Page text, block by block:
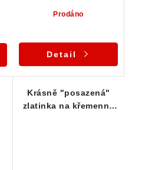
Prodáno
Detail
Krásně "posazená"
zlatinka na křemenné